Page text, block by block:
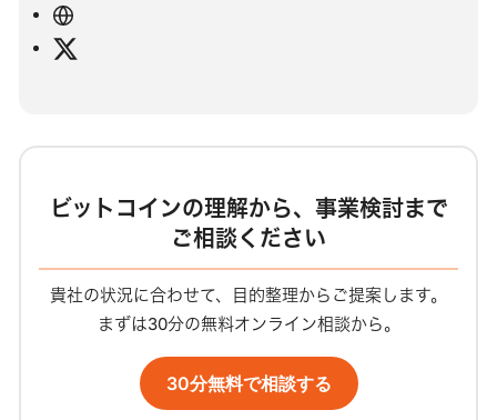
ウ
ェ
イ
ビットコインの理解から、事業検討まで
ご相談ください
貴社の状況に合わせて、目的整理からご提案します。
まずは30分の無料オンライン相談から。
30分無料で相談する